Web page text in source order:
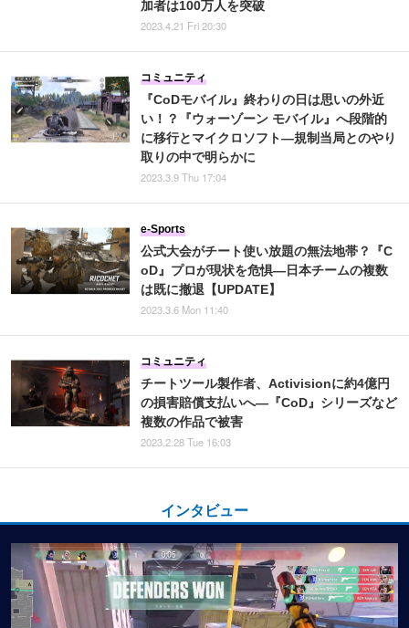
加者は100万人を突破
2023.4.21 Fri 20:30
『CoDモバイル』終わりの日は思いの外近
い！？『ウォーゾーン モバイル』へ段階的
に移行とマイクロソフト―規制当局とのやり
取りの中で明らかに
コミュニティ
2023.3.9 Thu 17:04
公式大会がチート使い放題の無法地帯？『C
oD』プロが現状を危惧―日本チームの複数
は既に撤退【UPDATE】
e-Sports
2023.3.6 Mon 11:40
チートツール製作者、Activisionに約4億円
の損害賠償支払いへ―『CoD』シリーズなど
複数の作品で被害
コミュニティ
2023.2.28 Tue 16:03
インタビュー